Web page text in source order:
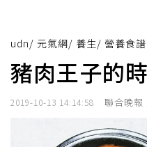
udn/ 元氣網/ 養生/ 營養食譜
豬肉王子的
2019-10-13 14:14:58 聯合晚報